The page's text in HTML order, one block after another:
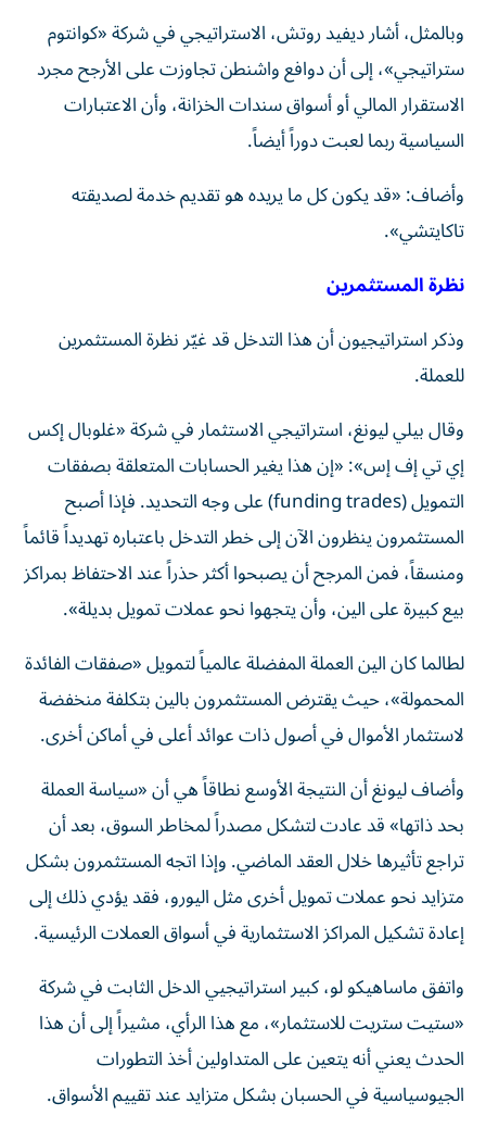
وبالمثل، أشار ديفيد روتش، الاستراتيجي في شركة «كوانتوم
ستراتيجي»، إلى أن دوافع واشنطن تجاوزت على الأرجح مجرد
الاستقرار المالي أو أسواق سندات الخزانة، وأن الاعتبارات
السياسية ربما لعبت دوراً أيضاً.
وأضاف: «قد يكون كل ما يريده هو تقديم خدمة لصديقته
تاكايتشي».
نظرة المستثمرين
وذكر استراتيجيون أن هذا التدخل قد غيّر نظرة المستثمرين
للعملة.
وقال بيلي ليونغ، استراتيجي الاستثمار في شركة «غلوبال إكس
إي تي إف إس»: «إن هذا يغير الحسابات المتعلقة بصفقات
التمويل (funding trades) على وجه التحديد. فإذا أصبح
المستثمرون ينظرون الآن إلى خطر التدخل باعتباره تهديداً قائماً
ومنسقاً، فمن المرجح أن يصبحوا أكثر حذراً عند الاحتفاظ بمراكز
بيع كبيرة على الين، وأن يتجهوا نحو عملات تمويل بديلة».
لطالما كان الين العملة المفضلة عالمياً لتمويل «صفقات الفائدة
المحمولة»، حيث يقترض المستثمرون بالين بتكلفة منخفضة
لاستثمار الأموال في أصول ذات عوائد أعلى في أماكن أخرى.
وأضاف ليونغ أن النتيجة الأوسع نطاقاً هي أن «سياسة العملة
بحد ذاتها» قد عادت لتشكل مصدراً لمخاطر السوق، بعد أن
تراجع تأثيرها خلال العقد الماضي. وإذا اتجه المستثمرون بشكل
متزايد نحو عملات تمويل أخرى مثل اليورو، فقد يؤدي ذلك إلى
إعادة تشكيل المراكز الاستثمارية في أسواق العملات الرئيسية.
واتفق ماساهيكو لو، كبير استراتيجيي الدخل الثابت في شركة
«ستيت ستريت للاستثمار»، مع هذا الرأي، مشيراً إلى أن هذا
الحدث يعني أنه يتعين على المتداولين أخذ التطورات
الجيوسياسية في الحسبان بشكل متزايد عند تقييم الأسواق.